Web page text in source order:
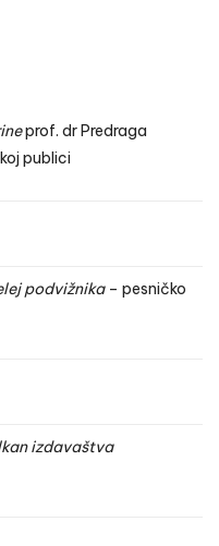
prof. dr Predraga
publici
podvižnika– pesničko
izdavaštva